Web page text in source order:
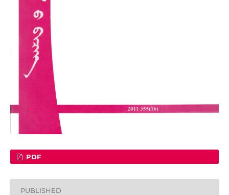
PDF
PUBLISHED